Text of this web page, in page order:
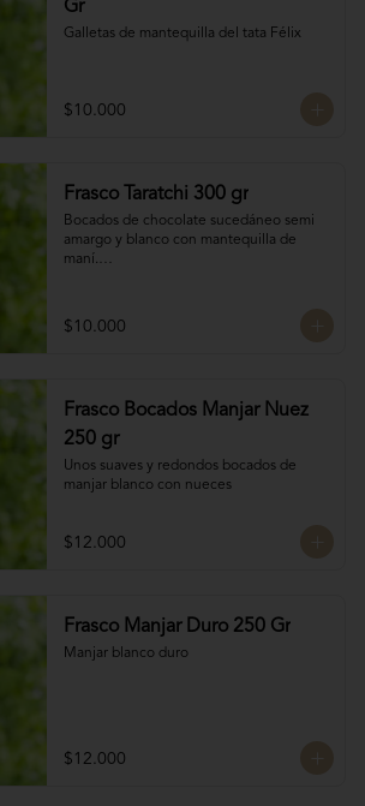
Gr
Galletas de mantequilla del tata Félix
$10.000
Frasco Taratchi 300 gr
Bocados de chocolate sucedáneo semi
amargo y blanco con mantequilla de
maní.
$10.000
Frasco Bocados Manjar Nuez
250 gr
Unos suaves y redondos bocados de
manjar blanco con nueces
$12.000
Frasco Manjar Duro 250 Gr
Manjar blanco duro
$12.000